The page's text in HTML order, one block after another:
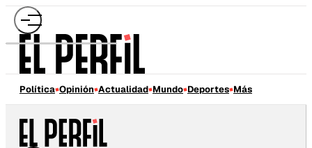
Política Opinión Actualidad Mundo Deportes Más